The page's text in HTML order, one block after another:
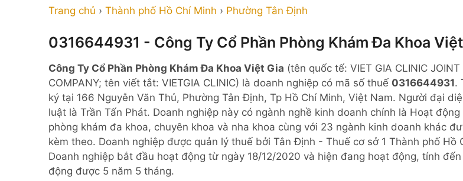
Thành phố Hà Nội
Thành phố Đà Nẵng
Thành phố Hải Phòng
Thanh Hóa
Bắc Ninh
Nghệ An
Công ty hợp doanh
thành viên ngoài NN
thành viên trở lên ngoài NN
Công ty trách nhiệm hữu hạn
ngoài NN
Doanh nghiệp 100% vốn đầu tư
nước ngoài
Hộ kinh doanh cá thể
Ngừng hoạt động nhưng chưa
hoàn thành thủ tục đóng MST
Không hoạt động tại địa chỉ đã
đăng ký
theo
công
người
đại
diện
hoặc
mã
số
thuế
...
Trang chủ › Thành phố Hồ Chí Minh › Phường Tân Định
0316644931 - Công Ty Cổ Phần Phòng Khám Đa Khoa
Công Ty Cổ Phần Phòng Khám Đa Khoa Việt Gia (tên quốc tế: VIET GIA CLINIC JOINT
COMPANY; tên viết tắt: VIETGIA CLINIC) là doanh nghiệp có mã số thuế 0316644931.
ký tại 166 Nguyễn Văn Thủ, Phường Tân Định, Tp Hồ Chí Minh, Việt Nam. Người đại
luật là Trần Tấn Phát. Doanh nghiệp này có ngành nghề kinh doanh chính là Hoạt động
phòng khám đa khoa, chuyên khoa và nha khoa cùng với 23 ngành kinh doanh khác
kèm theo. Doanh nghiệp được quản lý thuế bởi Tân Định - Thuế cơ sở 1 Thành phố Hồ
Doanh nghiệp bắt đầu hoạt động từ ngày 18/12/2020 và hiện đang hoạt động, tính
động được 5 năm 5 tháng.